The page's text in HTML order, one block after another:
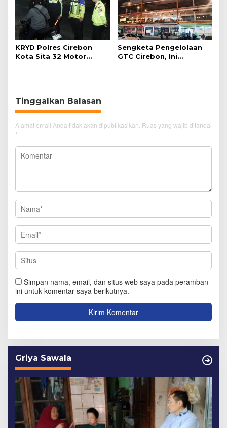
KRYD Polres Cirebon
Kota Sita 32 Motor
Sengketa Pengelolaan
GTC Cirebon, Ini
Tinggalkan Balasan
Alamat email Anda tidak akan dipublikasikan. Ruas yang wajib ditandai
*
Simpan nama, email, dan situs web saya pada peramban
ini untuk komentar saya berikutnya.
Griya Sawala